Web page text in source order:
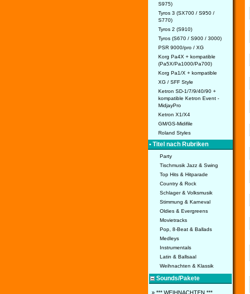
S975)
Tyros 3 (SX700 / S950 /
S770)
Tyros 2 (S910)
Tyros (S670 / S900 / 3000)
PSR 9000/pro / XG
Korg Pa4X + kompatible
(Pa5X/Pa1000/Pa700)
Korg Pa1/X + kompatible
XG / SFF Style
Ketron SD-1/7/9/40/90 +
kompatible Ketron Event -
MidjayPro
Ketron X1/X4
GM/GS-Midifile
Roland Styles
• Titel nach Rubriken
Party
Tischmusik Jazz & Swing
Top Hits & Hitparade
Country & Rock
Schlager & Volksmusik
Stimmung & Karneval
Oldies & Evergreens
Movietracks
Pop, 8-Beat & Ballads
Medleys
Instrumentals
Latin & Ballsaal
Weihnachten & Klassik
Sounds/Pakete
» *** WEIHNACHTEN ***